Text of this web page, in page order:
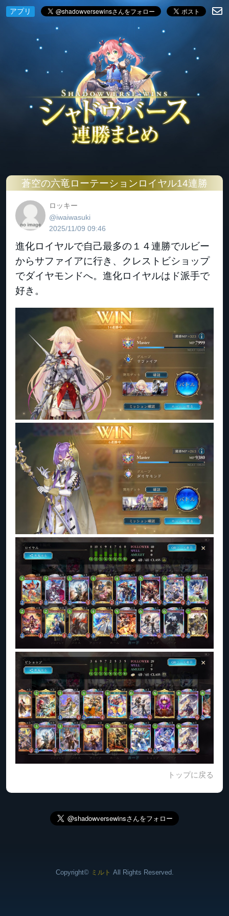
アプリ
蒼空の六竜ローテーションロイヤル14連勝
ロッキー
@iwaiwasuki
2025/11/09 09:46
進化ロイヤルで自己最多の１４連勝でルビー
からサファイアに行き、クレストビショップ
でダイヤモンドへ。進化ロイヤルはド派手で
好き。
トップに戻る
Copyright© ミルト All Rights Reserved.